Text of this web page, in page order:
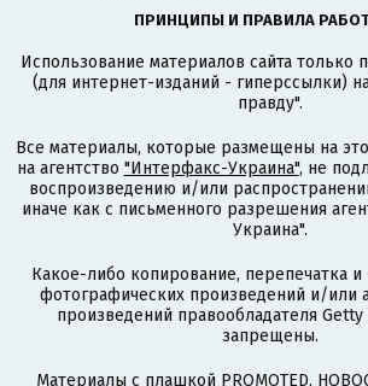
ПРИНЦИПЫ И ПРАВИЛА
Использование материалов сайта только
(для интернет-изданий - гиперссылки)
правду".
Все материалы, которые размещены на
на агентство "Интерфакс-Украина", не
воспроизведению и/или
иначе как с письменного разрешения
Украина".
Какое-либо копирование, перепечатка
фотографических произведений и/или
произведений правообладателя Getty
запрещены.
Материалы с плашкой PROMOTED,